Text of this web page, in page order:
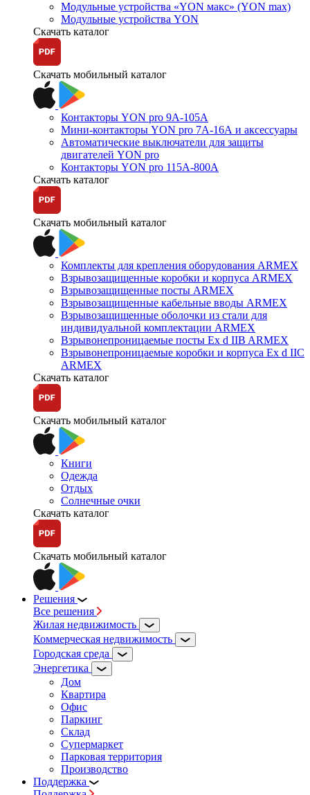
Модульные устройства «YON макс» (YON max)
Модульные устройства YON
Скачать каталог
Скачать мобильный каталог
Контакторы YON pro 9А-105А
Мини-контакторы YON pro 7А-16А и аксессуары
Автоматические выключатели для защиты
двигателей YON pro
Контакторы YON pro 115А-800А
Скачать каталог
Скачать мобильный каталог
Комплекты для крепления оборудования ARMEX
Взрывозащищенные коробки и корпуса ARMEX
Взрывозащищенные посты ARMEX
Взрывозащищенные кабельные вводы ARMEX
Взрывозащищенные оболочки из стали для
индивидуальной комплектации ARMEX
Взрывонепроницаемые посты Ex d IIB ARMEX
Взрывонепроницаемые коробки и корпуса Ex d IIС
ARMEX
Скачать каталог
Скачать мобильный каталог
Книги
Одежда
Отдых
Солнечные очки
Скачать каталог
Скачать мобильный каталог
Решения
Все решения
Жилая недвижимость
Коммерческая недвижимость
Городская среда
Энергетика
Дом
Квартира
Офис
Паркинг
Склад
Супермаркет
Парковая территория
Производство
Поддержка